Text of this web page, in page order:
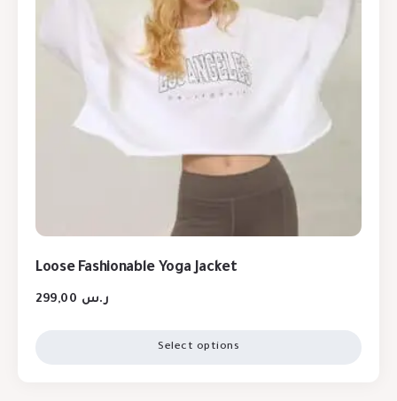
Loose Fashionable Yoga Jacket
ر.س
Select options